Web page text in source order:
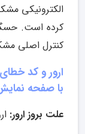
الکترونیکی
کرده است.
کنترل اصلی
ارور و کد خطای
با صفحه
علت بروز ارور: